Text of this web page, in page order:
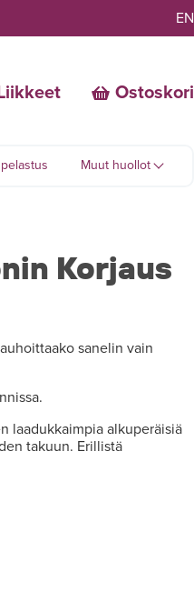
EN
Ostoskori
Muut huollot
Korjaus
sanelin vain
laadukkaimpia alkuperäisiä
takuun. Erillistä